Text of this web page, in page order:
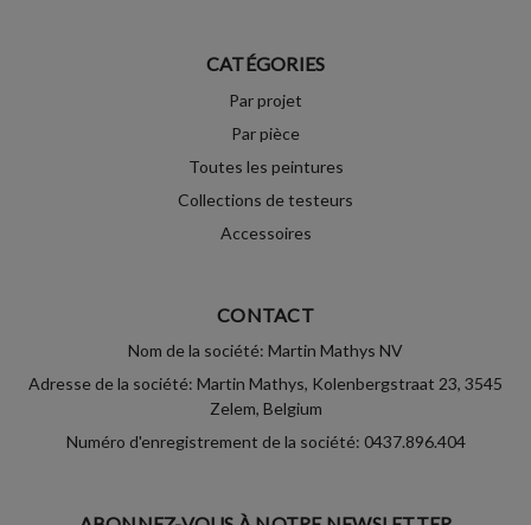
CATÉGORIES
Par projet
Par pièce
Toutes les peintures
Collections de testeurs
Accessoires
CONTACT
Nom de la société: Martin Mathys NV
Adresse de la société: Martin Mathys, Kolenbergstraat 23, 3545
Zelem, Belgium
Numéro d'enregistrement de la société: 0437.896.404